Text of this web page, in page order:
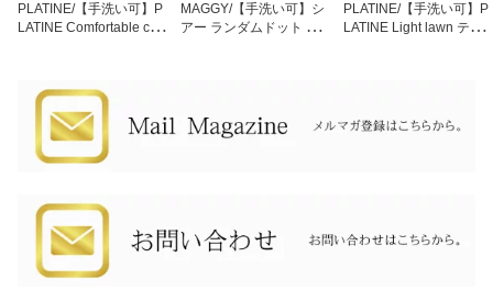
PLATINE/【手洗い可】P
LATINE Comfortable cott
GGY ギンザマギー ぎん
ざまぎー 送料無料 トレ
ンド レディース ファッ
ション 20代 30代 40代
ール
MAGGY/【手洗い可】シ
アー ランダムドット ブ
レンド レディース ファ
ッション 20代 30代 40代
PLATINE/【手洗い可】P
LATINE Light lawn ティ
送料無料 トレンド レデ